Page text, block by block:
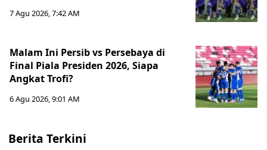
7 Agu 2026, 7:42 AM
Malam Ini Persib vs Persebaya di
Final Piala Presiden 2026, Siapa
Angkat Trofi?
6 Agu 2026, 9:01 AM
Berita Terkini